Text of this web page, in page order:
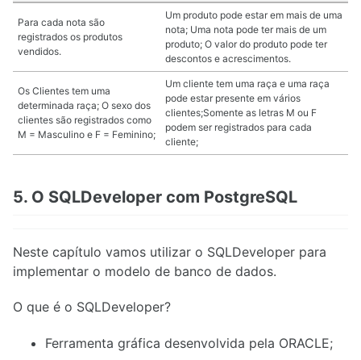
Para cada nota são
registrados os produtos
vendidos.
Um produto pode estar em mais de uma
nota; Uma nota pode ter mais de um
produto; O valor do produto pode ter
descontos e acrescimentos.
Os Clientes tem uma
determinada raça; O sexo dos
clientes são registrados como
M = Masculino e F = Feminino;
Um cliente tem uma raça e uma raça
pode estar presente em vários
clientes;Somente as letras M ou F
podem ser registrados para cada
cliente;
5. O SQLDeveloper com PostgreSQL
Neste capítulo vamos utilizar o SQLDeveloper para
implementar o modelo de banco de dados.
O que é o SQLDeveloper?
Ferramenta gráfica desenvolvida pela ORACLE;